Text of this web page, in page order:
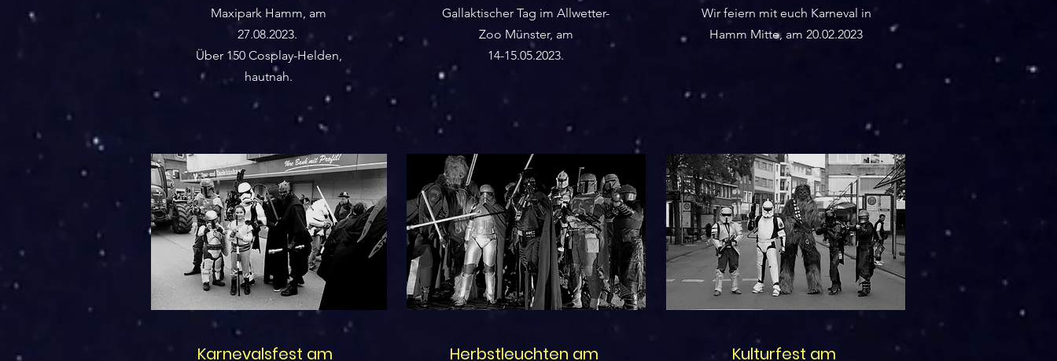
Maxipark Hamm, am
27.08.2023.
Über 150 Cosplay-Helden,
hautnah.
Gallaktischer Tag im Allwetter-
Zoo Münster, am
14-15.05.2023.
Wir feiern mit euch Karneval in
Hamm Mitte, am 20.02.2023
Karnevalsfest am
Herbstleuchten am
Kulturfest am